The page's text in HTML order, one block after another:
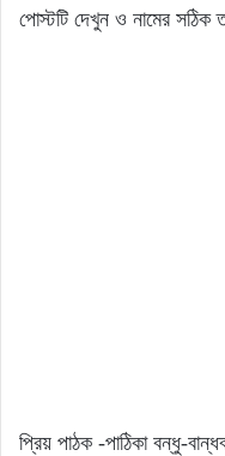
পোস্টটি দেখুন ও নামের সঠিক
প্রিয় পাঠক -পাঠিকা বন্ধু-